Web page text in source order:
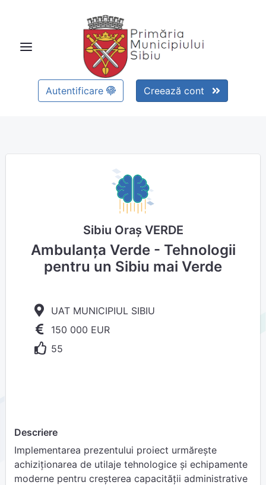
Autentificare Creează cont
Sibiu Oraș VERDE
Ambulanța Verde - Tehnologii
pentru un Sibiu mai Verde
UAT MUNICIPIUL SIBIU
150 000 EUR
55
Descriere
Implementarea prezentului proiect urmărește
achiziţionarea de utilaje tehnologice și echipamente
moderne pentru creșterea capacității administrative